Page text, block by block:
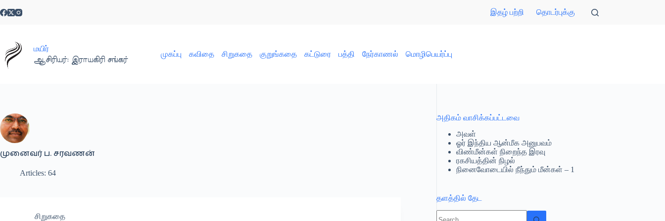
to
இதழ் பற்றி தொடர்புக்கு
மயிர்
ஆசிரியர்: இராயகிரி சங்கர்
முகப்பு கவிதை சிறுகதை குறுங்கதை கட்டுரை பத்தி நேர்காணல் மொழிபெயர்ப்பு
முனைவர் ப. சரவணன்
Articles: 64
சிறுகதை
அதிகம் வாசிக்கப்பட்டவை
அவள்
ஓர் இந்திய ஆன்மீக அனுபவம்
விண்மீன்கள் நிறைந்த இரவு
ரகசியத்தின் நிழல்
நினைவோடையில் நீந்தும் மீன்கள் – 1
தளத்தில் தேட